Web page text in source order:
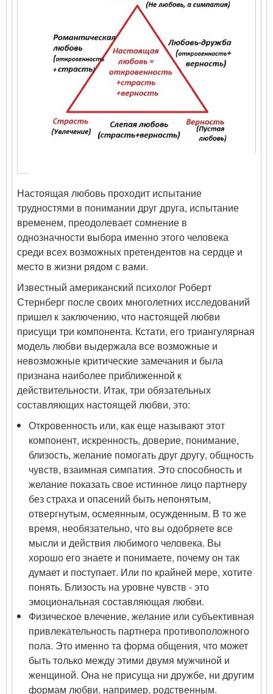
Настоящая любовь проходит испытание
трудностями в понимании друг друга, испытание
временем, преодолевает сомнение в
однозначности выбора именно этого человека
среди всех возможных претендентов на сердце и
место в жизни рядом с вами.
Известный американский психолог Роберт
Стернберг после своих многолетних исследований
пришел к заключению, что настоящей любви
присущи три компонента. Кстати, его триангулярная
модель любви выдержала все возможные и
невозможные критические замечания и была
признана наиболее приближенной к
действительности. Итак, три обязательных
составляющих настоящей любви, это:
Откровенность или, как еще называют этот
компонент, искренность, доверие, понимание,
близость, желание помогать друг другу, общность
чувств, взаимная симпатия. Это способность и
желание показать свое истинное лицо партнеру
без страха и опасений быть непонятым,
отвергнутым, осмеянным, осужденным. В то же
время, необязательно, что вы одобряете все
мысли и действия любимого человека. Вы
хорошо его знаете и понимаете, почему он так
думает и поступает. Или по крайней мере, хотите
понять. Близость на уровне чувств - это
эмоциональная составляющая любви.
Физическое влечение, желание или субъективная
привлекательность партнера противоположного
пола. Это именно та форма общения, что может
быть только между этими двумя мужчиной и
женщиной. Она не присуща ни дружбе, ни другим
формам любви, например, родственным.